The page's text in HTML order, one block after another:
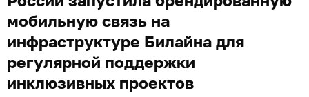
мобильную связь на
инфраструктуре Билайна для
регулярной поддержки
инклюзивных проектов